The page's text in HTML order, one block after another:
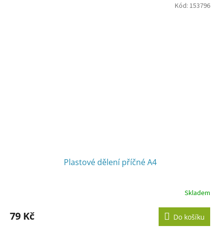
Plastové dělení příčné A4
Skladem
79 Kč Do košíku
Kód: 153796